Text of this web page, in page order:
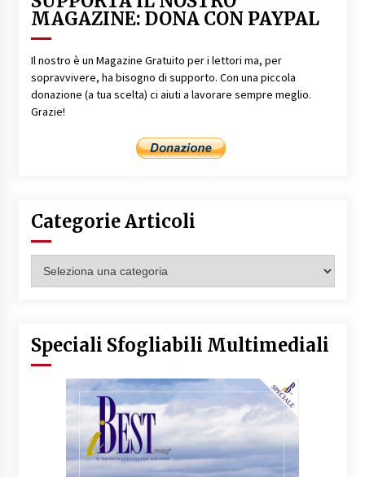
MAGAZINE: DONA CON PAYPAL
Il nostro è un Magazine Gratuito per i lettori ma, per
sopravvivere, ha bisogno di supporto. Con una piccola
donazione (a tua scelta) ci aiuti a lavorare sempre meglio.
Grazie!
Categorie Articoli
Articoli
Speciali Sfogliabili Multimediali